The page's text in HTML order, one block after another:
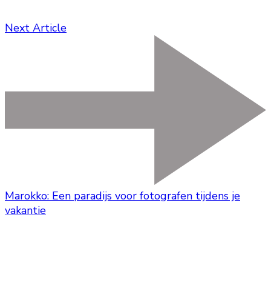
Next Article
Marokko: Een paradijs voor fotografen tijdens je
vakantie